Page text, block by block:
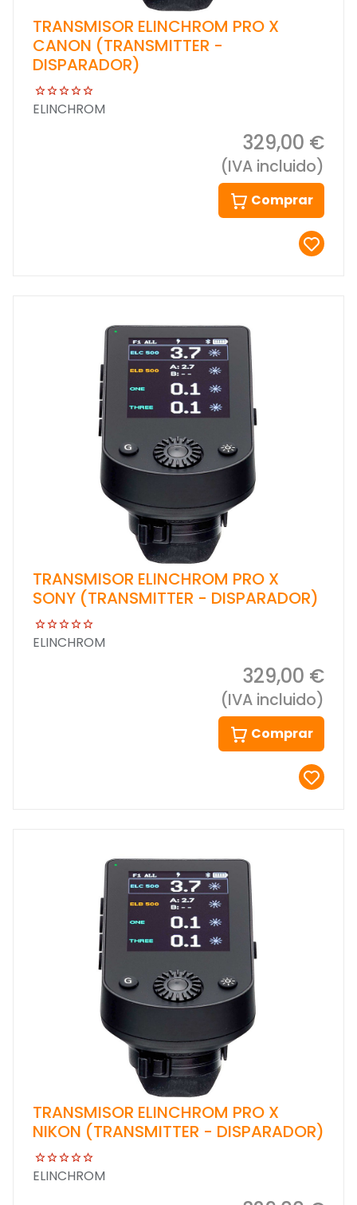
TRANSMISOR ELINCHROM PRO X
CANON (TRANSMITTER -
DISPARADOR)
ELINCHROM
329,00 €
(IVA incluido)
Comprar
TRANSMISOR ELINCHROM PRO X
SONY (TRANSMITTER - DISPARADOR)
ELINCHROM
329,00 €
(IVA incluido)
Comprar
TRANSMISOR ELINCHROM PRO X
NIKON (TRANSMITTER - DISPARADOR)
ELINCHROM